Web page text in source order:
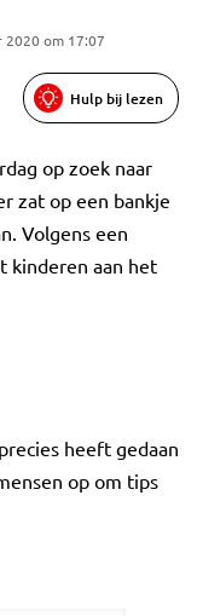
2020 om 17:07
Hulp bij lezen
op zoek naar
zat op een bankje
Volgens een
kinderen aan het
heeft gedaan
op om tips